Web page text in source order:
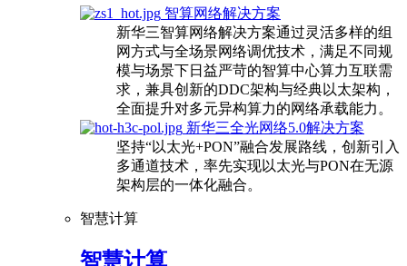
智算网络解决方案
新华三智算网络解决方案通过灵活多样的组
网方式与全场景网络调优技术，满足不同规
模与场景下日益严苛的智算中心算力互联需
求，兼具创新的DDC架构与经典以太架构，
全面提升对多元异构算力的网络承载能力。
新华三全光网络5.0解决方案
坚持“以太光+PON”融合发展路线，创新引入
多通道技术，率先实现以太光与PON在无源
架构层的一体化融合。
智慧计算
智慧计算